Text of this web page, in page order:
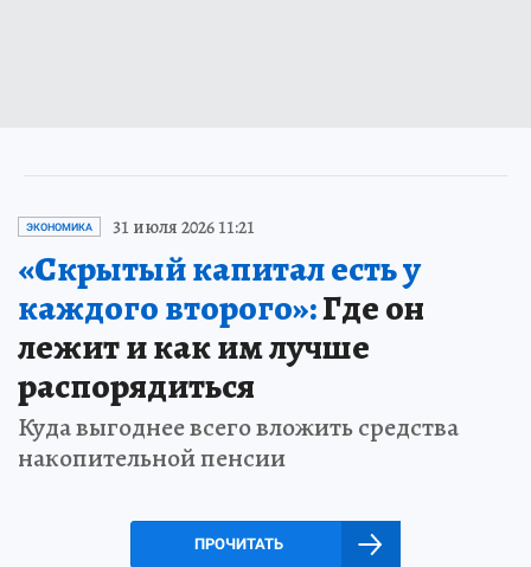
ЭКОНОМИКА 31 июля 2026 11:21
«Скрытый капитал есть у
каждого второго»:Где он
лежит и как им лучше
распорядиться
Куда выгоднее всего вложить средства
накопительной пенсии
ПРОЧИТАТЬ